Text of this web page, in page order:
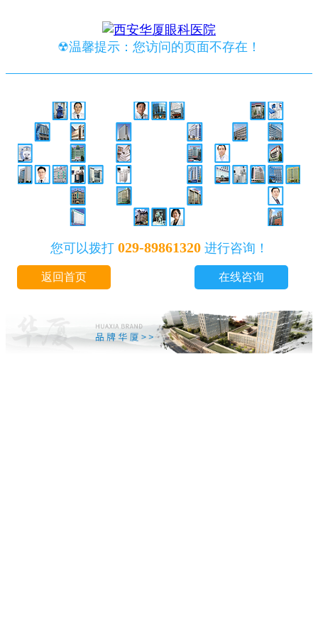
☢温馨提示：您访问的页面不存在！
您可以拨打 029-89861320进行咨询！
返回首页 在线咨询